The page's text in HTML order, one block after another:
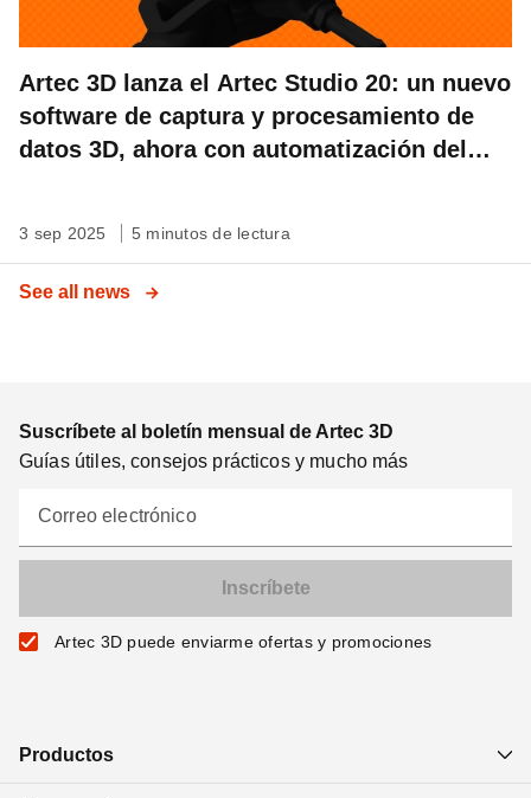
Artec 3D lanza el Artec Studio 20: un nuevo
software de captura y procesamiento de
datos 3D, ahora con automatización del
3 sep 2025 5 minutos de lectura
See all news
Suscríbete al boletín mensual de Artec 3D
Guías útiles, consejos prácticos y mucho más
Correo electrónico
Artec 3D puede enviarme ofertas y promociones
Productos